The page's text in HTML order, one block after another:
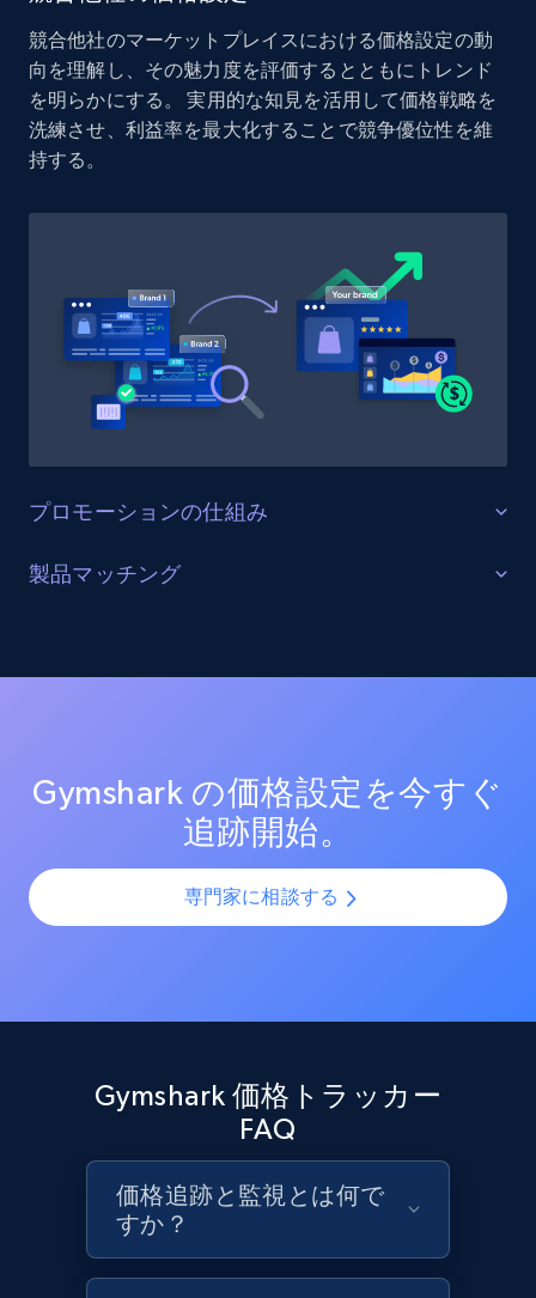
price, and more.
1.9K+ 323+ 今すぐ始める
URL, Product id, Listing inventory id, Title, Rating,
Reviews count shop, Reviews count item, Initial
price, and more.
1.9K+ 323+
Etsy - Collects data from shop's URL
URL, Product id, Listing inventory id, Title, Rating,
Reviews count shop, Reviews count item, Initial
Amazon products search
Asin, URL, Name, Sponsored, Initial price, Final
price, Currency, Sold, and more.
1.6K+ 181+ 今すぐ始める
URL, Product id, Title, Product description,
Rating, Reviews count, Initial price, Discount,
1.3K+ 176+ 今すぐ始める
競合他社のマーケットプレイスにおける価格設定の動
向を理解し、その魅力度を評価するとともにトレンド
を明らかにする。 実用的な知見を活用して価格戦略を
洗練させ、利益率を最大化することで競争優位性を維
持する。
プロモーションの仕組み
販売を最適化する
測定する。効果的なプロモーション戦術と新興トレン
製品マッチング
SKUやバリエーションを複数チャネルで最適化し、製品
トフォームで一貫性と正確性を確保します。
Gymshark の価格設定を今すぐ
追跡開始。
専門家に相談する
Gymshark 価格トラッカー
FAQ
価格追跡と監視とは何で
すか？